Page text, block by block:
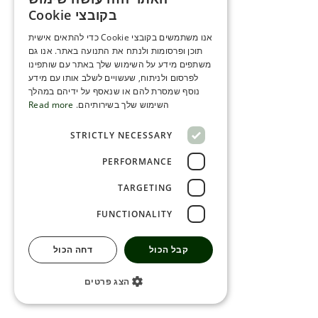
ENGLISH
SERBIA
HEBREW
RUSSIAN
SERBIAN-2
בקובצי Cookie
אנו משתמשים בקובצי Cookie כדי להתאים אישית
תוכן ופרסומות ולנתח את התנועה באתר. אנו גם
משתפים מידע על השימוש שלך באתר עם שותפינו
לפרסום ולניתוח, שעשויים לשלב אותו עם מידע
נוסף שמסרת להם או שנאסף על ידיהם במהלך
השימוש שלך בשירותיהם. Read more
STRICTLY NECESSARY
PERFORMANCE
TARGETING
FUNCTIONALITY
קבל הכול דחה הכול
הצג פרטים